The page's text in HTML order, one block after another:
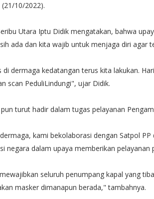
10/2022).
Utara Iptu Didik mengatakan, bahwa
ada dan kita wajib untuk menjaga diri agar
dermaga kedatangan terus kita lakukan.
scan PeduliLindungi", ujar Didik.
turut hadir dalam tugas pelayanan
kami bekolaborasi dengan Satpol
negara dalam upaya memberikan
seluruh penumpang kapal yang
masker dimanapun berada," tambahnya.